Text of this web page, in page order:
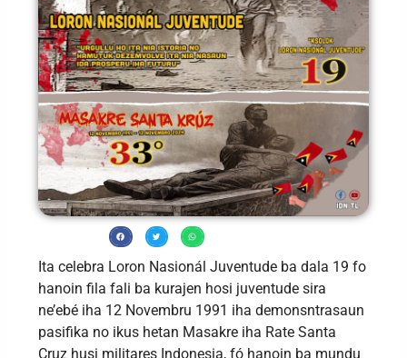
Ita celebra Loron Nasionál Juventude ba dala 19 fo
hanoin fila fali ba kurajen hosi juventude sira
ne’ebé iha 12 Novembru 1991 iha demonsntrasaun
pasifika no ikus hetan Masakre iha Rate Santa
Cruz husi militares Indonesia, fó hanoin ba mundu